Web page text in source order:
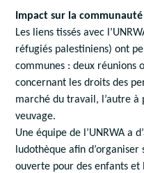
Impact sur la
Les liens tissés avec
réfugiés palestiniens) ont
communes : deux réunions
concernant les droits des
marché du travail, l’autre à
veuvage.
Une équipe de l’UNRWA a
ludothèque afin
ouverte pour des enfants